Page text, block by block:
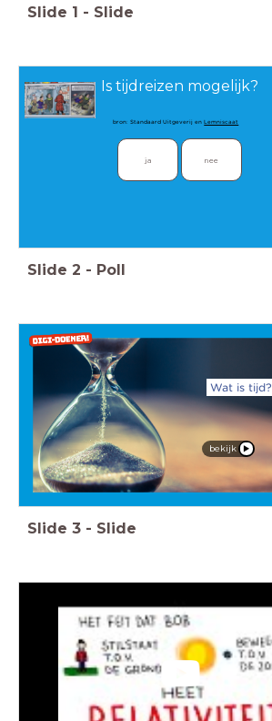
Slide 1 - Slide
Is tijdreizen mogelijk?
bron: Standaard Uitgeverij enLemniscaat
ja nee
Slide 2 - Poll
Wat is tijd?
bekijk
Slide 3 - Slide